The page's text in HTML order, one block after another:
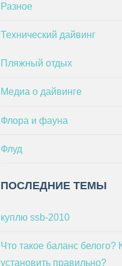
Разное
Технический дайвинг
Пляжный отдых
Медиа о дайвинге
Флора и фауна
Флуд
ПОСЛЕДНИЕ ТЕМЫ
куплю ssb-2010
Что такое баланс белого?
установить правильно?